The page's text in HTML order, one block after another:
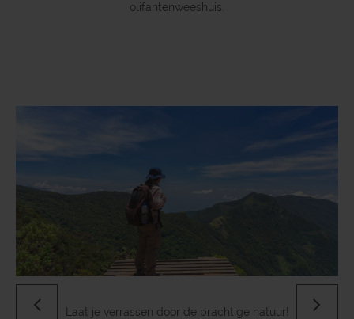
olifantenweeshuis.
PreviousLaat je verrassen door de prachtige natuur!
Maak kennis met de schattige bewoners.
Kom in contact met het plaatselijke geloof. Next